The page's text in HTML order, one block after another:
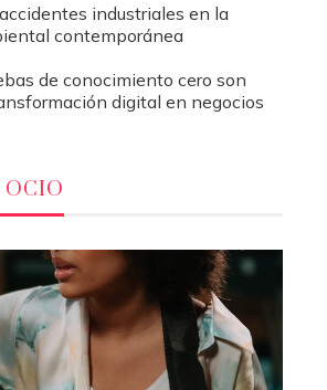
industriales en la
contemporánea
de conocimiento cero son
digital en negocios
OCIO